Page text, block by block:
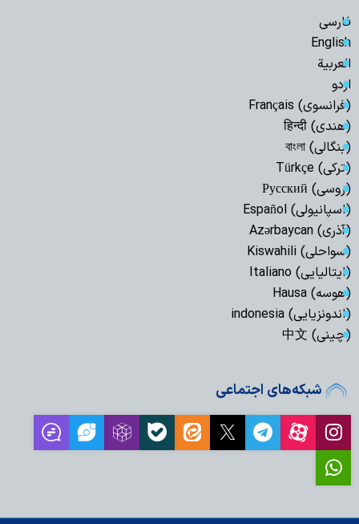
فارسی
English
العربیة
اردو
(فرانسوی) Français
(هندی) हिन्दी
(بنگالی) বাংলা
(ترکی) Türkçe
(روسی) Русский
(اسپانیولی) Español
(آذری) Azərbaycan
(سواحلی) Kiswahili
(ایتالیایی) Italiano
(هوسه) Hausa
(اندونزیایی) indonesia
(چینی) 中文
شبکه‌های اجتماعی